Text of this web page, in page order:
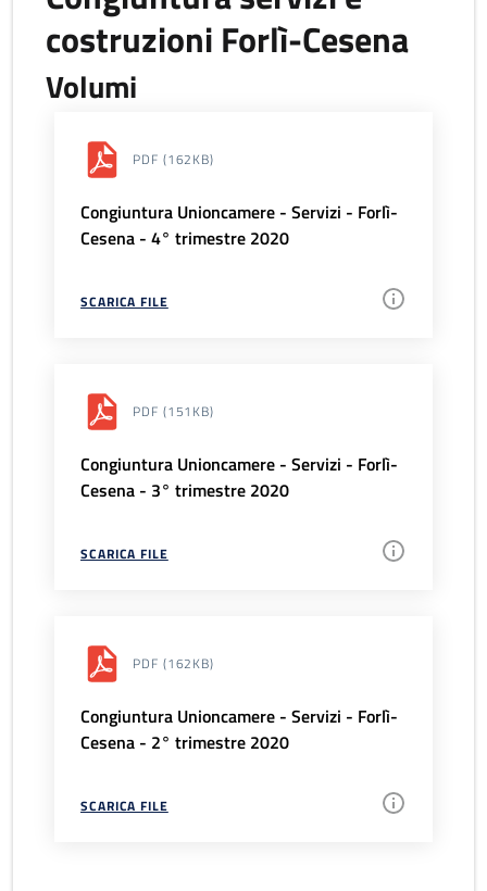
costruzioni Forlì-Cesena
Volumi
PDF (162KB)
Congiuntura Unioncamere - Servizi - Forlì-
Cesena - 4° trimestre 2020
SCARICA FILE
PDF (151KB)
Congiuntura Unioncamere - Servizi - Forlì-
Cesena - 3° trimestre 2020
SCARICA FILE
PDF (162KB)
Congiuntura Unioncamere - Servizi - Forlì-
Cesena - 2° trimestre 2020
SCARICA FILE